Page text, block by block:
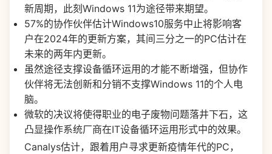
新周期，此刻Windows 11为途径带来期望。
57%的协作伙伴估计Windows10服务中止将影响客
户在2024年的更新方案，其间三分之一的PC估计在
未来的两年内更新。
虽然途径支撑设备循环运用的才能不断增强，但协作
伙伴将无法创新和分销不支撑Windows 11的个人电
脑。
微软的决议将使得职业的电子废物问题落井下石，这
凸显操作系统厂商在IT设备循环运用形式中的效果。
Canalys估计，跟着用户寻求更新疫情年代的PC，